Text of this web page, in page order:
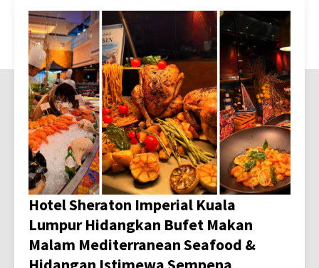
Hotel Sheraton Imperial Kuala
Lumpur Hidangkan Bufet Makan
Malam Mediterranean Seafood &